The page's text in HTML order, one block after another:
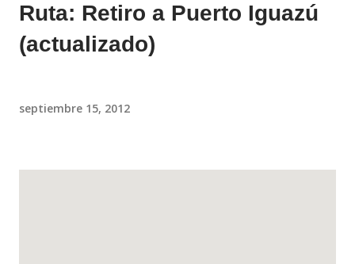
Ruta: Retiro a Puerto Iguazú
(actualizado)
septiembre 15, 2012